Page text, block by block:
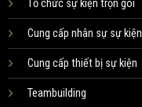
Tổ chức sự kiện trọn gói
Cung cấp nhân sự sự kiện
Cung cấp thiết bị sự kiện
Teambuilding